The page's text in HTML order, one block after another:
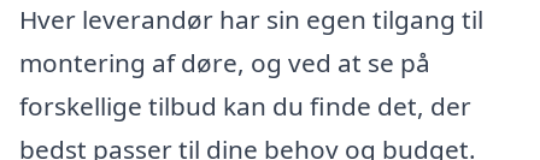
Hver leverandør har sin egen tilgang til
montering af døre, og ved at se på
forskellige tilbud kan du finde det, der
bedst passer til dine behov og budget.